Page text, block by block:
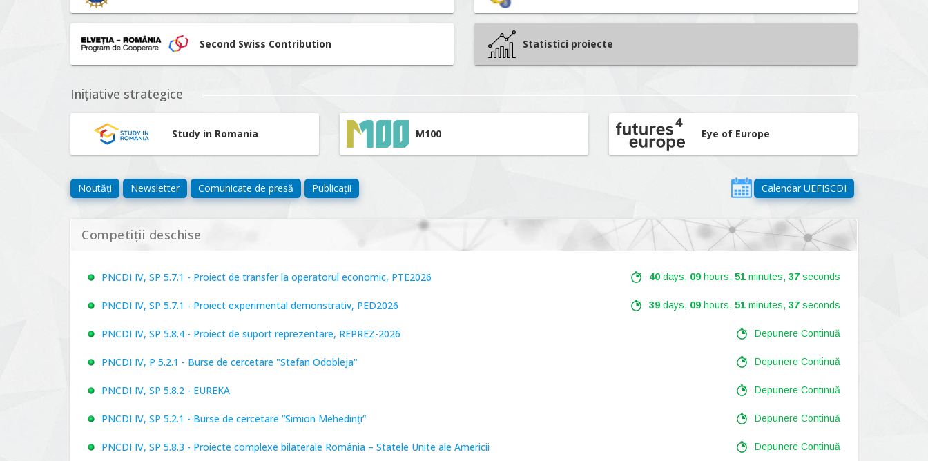
Second Swiss Contribution Statistici proiecte
Inițiative strategice
Study in Romania M100 Eye of Europe
Noutăți Newsletter Comunicate de presă Publicații Calendar UEFISCDI
Competiții deschise
PNCDI IV, SP 5.7.1 - Proiect de transfer la operatorul economic, PTE2026 40days, 09hours, 51minutes, 36seconds
PNCDI IV, SP 5.7.1 - Proiect experimental demonstrativ, PED2026 39days, 09hours, 51minutes, 36seconds
PNCDI IV, SP 5.8.4 - Proiect de suport reprezentare, REPREZ-2026 Depunere Continuă
PNCDI IV, P 5.2.1 - Burse de cercetare "Stefan Odobleja" Depunere Continuă
PNCDI IV, SP 5.8.2 - EUREKA Depunere Continuă
PNCDI IV, SP 5.2.1 - Burse de cercetare ”Simion Mehedinți” Depunere Continuă
PNCDI IV, SP 5.8.3 - Proiecte complexe bilaterale România – Statele Unite ale Americii Depunere Continuă